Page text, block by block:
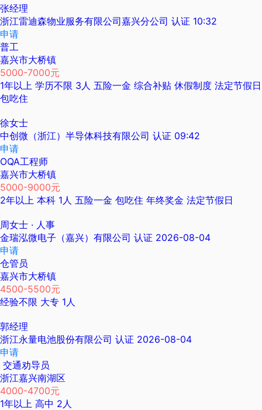
张经理
浙江雷迪森物业服务有限公司嘉兴分公司 认证 10:32
申请
普工
嘉兴市大桥镇
5000-7000元
1年以上 学历不限 3人 五险一金 综合补贴 休假制度 法定节假日
包吃住
徐女士
中创微（浙江）半导体科技有限公司 认证 09:42
申请
OQA工程师
嘉兴市大桥镇
5000-9000元
2年以上 本科 1人 五险一金 包吃住 年终奖金 法定节假日
周女士 · 人事
金瑞泓微电子（嘉兴）有限公司 认证 2026-08-04
申请
仓管员
嘉兴市大桥镇
4500-5500元
经验不限 大专 1人
郭经理
浙江永量电池股份有限公司 认证 2026-08-04
申请
交通劝导员
浙江嘉兴南湖区
4000-4700元
1年以上 高中 2人